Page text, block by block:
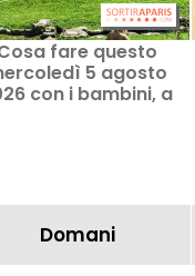
fare questo
5 agosto
con i bambini, a
Domani